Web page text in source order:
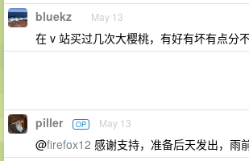
bluekz May 13
在 v 站买过几次大樱桃，有好有坏有点分
piller OP May 13
@firefox12 感谢支持，准备后天发出，雨